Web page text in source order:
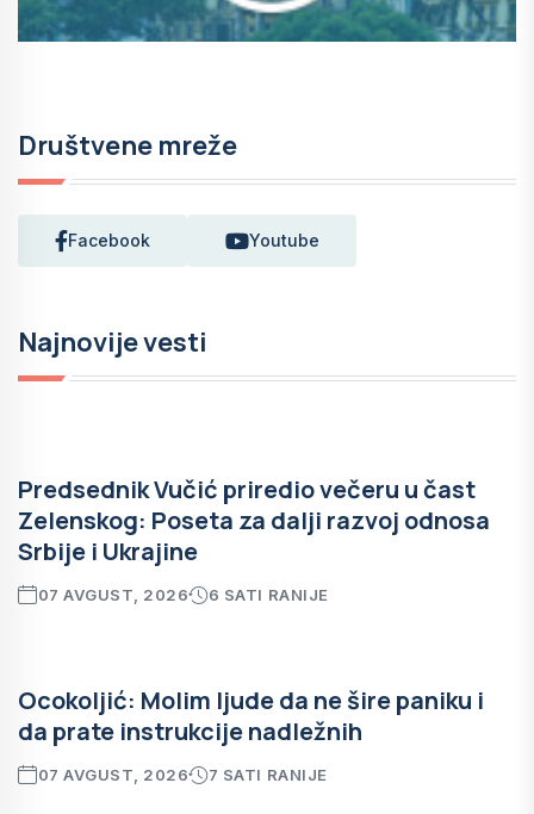
Društvene mreže
Facebook Youtube
Najnovije vesti
Predsednik Vučić priredio večeru u čast
Zelenskog: Poseta za dalji razvoj odnosa
Srbije i Ukrajine
07 AVGUST, 2026 6 SATI RANIJE
Ocokoljić: Molim ljude da ne šire paniku i
da prate instrukcije nadležnih
07 AVGUST, 2026 7 SATI RANIJE